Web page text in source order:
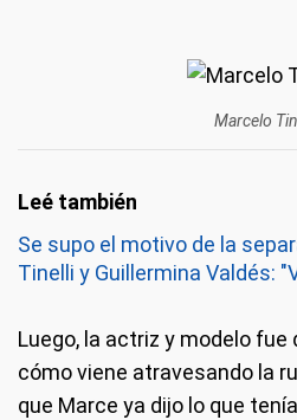
Marcelo
Se supo el motivo de la
Tinelli y Guillermina Valdés:
Luego, la actriz y modelo fue
cómo viene atravesando la
que Marce ya dijo lo que